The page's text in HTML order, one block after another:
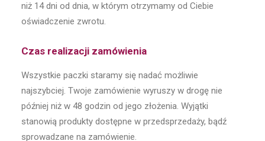
niż 14 dni od dnia, w którym otrzymamy od Ciebie
oświadczenie zwrotu.
Czas realizacji zamówienia
Wszystkie paczki staramy się nadać możliwie
najszybciej. Twoje zamówienie wyruszy w drogę nie
później niż w 48 godzin od jego złożenia. Wyjątki
stanowią produkty dostępne w przedsprzedaży, bądź
sprowadzane na zamówienie.